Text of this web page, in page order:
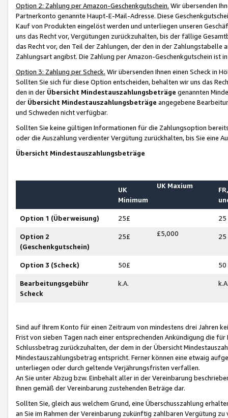
Option 2: Zahlung per Amazon-Geschenkgutschein. Wir übersenden
Partnerkonto genannte Haupt-E-Mail-Adresse. Diese
Kauf von Produkten eingelöst werden und unterliegen unseren
uns das Recht vor, Vergütungen zurückzuhalten, bis der fällige
das Recht vor, den Teil der Zahlungen, der den in der
Zahlungsart angibst. Die Zahlung per Amazon-Geschenkgutschein ist
Option 3: Zahlung per Scheck. Wir übersenden Ihnen einen Scheck in
Sollten Sie sich für diese Option entscheiden, behalten wir uns das
den in der Übersicht Mindestauszahlungsbeträge genannten
der Übersicht Mindestauszahlungsbeträge angegebene
und Schweden nicht verfügbar.
Sollten Sie keine gültigen Informationen für die Zahlungsoption
oder die Auszahlung verdienter Vergütung zurückhalten, bis Sie
Übersicht Mindestauszahlungsbeträge
UK
Minimum
UK Maxium
Option 1 (Überweisung) 25£ 25
Option 2
(Geschenkgutschein)
25£ £5,000 25
Option 3 (Scheck) 50£ 50
Bearbeitungsgebühr
Scheck
k.A.
Sind auf Ihrem Konto für einen Zeitraum von mindestens drei Jahren
Frist von sieben Tagen nach einer entsprechenden Ankündigung die
Schlussbetrag zurückzuhalten, der dem in der Übersicht
Mindestauszahlungsbetrag entspricht. Ferner können eine etwaig
unterliegen oder durch geltende Verjährungsfristen verfallen.
An Sie unter Abzug bzw. Einbehalt aller in der Vereinbarung
Ihnen gemäß der Vereinbarung zustehenden Beträge dar.
Sollten Sie, gleich aus welchem Grund, eine Überschusszahlung
an Sie im Rahmen der Vereinbarung zukünftig zahlbaren Vergütung zu